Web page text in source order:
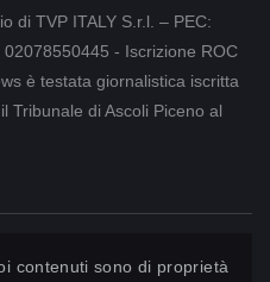
di TVP ITALY S.r.l. – PEC:
02078550445 - Iscrizione ROC
è testata giornalistica iscritta
Tribunale di Ascoli Piceno al
contenuti sono di proprietà